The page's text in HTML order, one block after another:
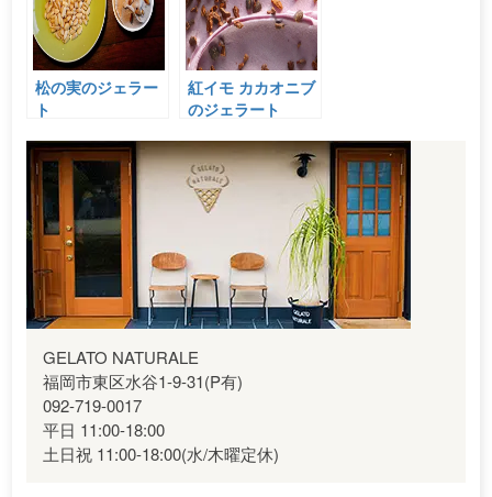
松の実のジェラー
ト
紅イモ カカオニブ
のジェラート
GELATO NATURALE
福岡市東区水谷1-9-31(P有)
092-719-0017
平日 11:00-18:00
土日祝 11:00-18:00(水/木曜定休)